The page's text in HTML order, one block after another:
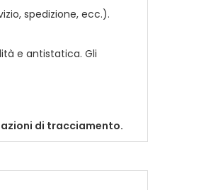
spedizione, ecc.).
e antistatica. Gli
di tracciamento.